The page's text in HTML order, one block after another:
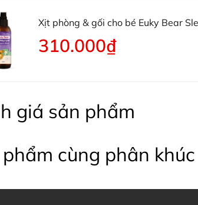
Xịt phòng & gối cho bé Euky Bear
310.000₫
giá sản phẩm
cùng phân khúc